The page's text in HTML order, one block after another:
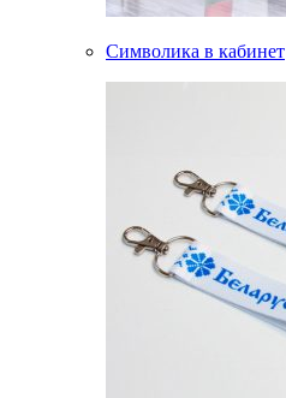
Символика в кабинет